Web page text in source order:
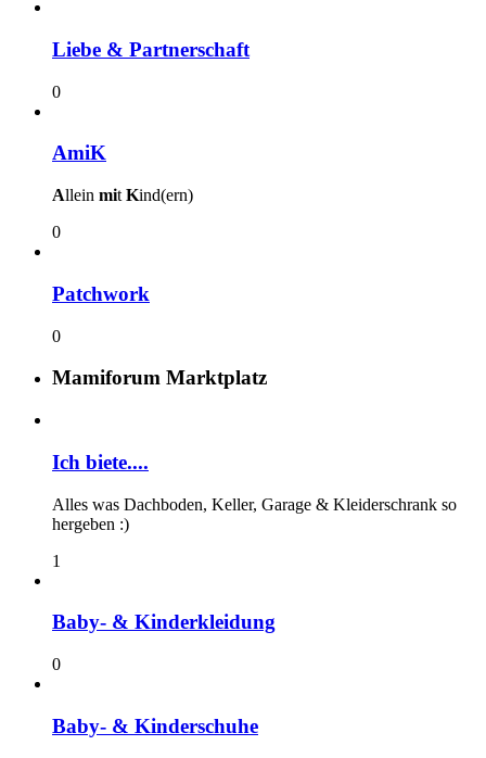
Liebe & Partnerschaft
0
AmiK
Allein mit Kind(ern)
0
Patchwork
0
Mamiforum Marktplatz
Ich biete....
Alles was Dachboden, Keller, Garage & Kleiderschrank so
hergeben :)
1
Baby- & Kinderkleidung
0
Baby- & Kinderschuhe